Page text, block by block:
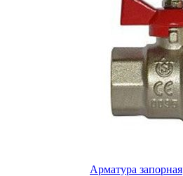
Арматура запорная